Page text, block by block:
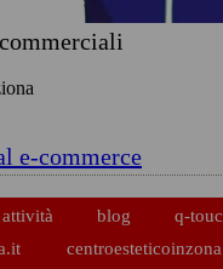
e-commerce
blog
q-